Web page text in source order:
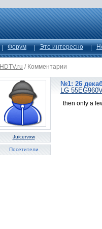
Форум Это интересно
HDTV.ru / Комментарии
Juicervxw
Посетители
№1: 26
LG
then only a